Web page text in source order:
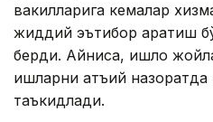
вакилларига кемалар
жиддий эътибор қаратиш
берди. Айниқса, қишлоқ
ишларни қатъий
таъкидлади.